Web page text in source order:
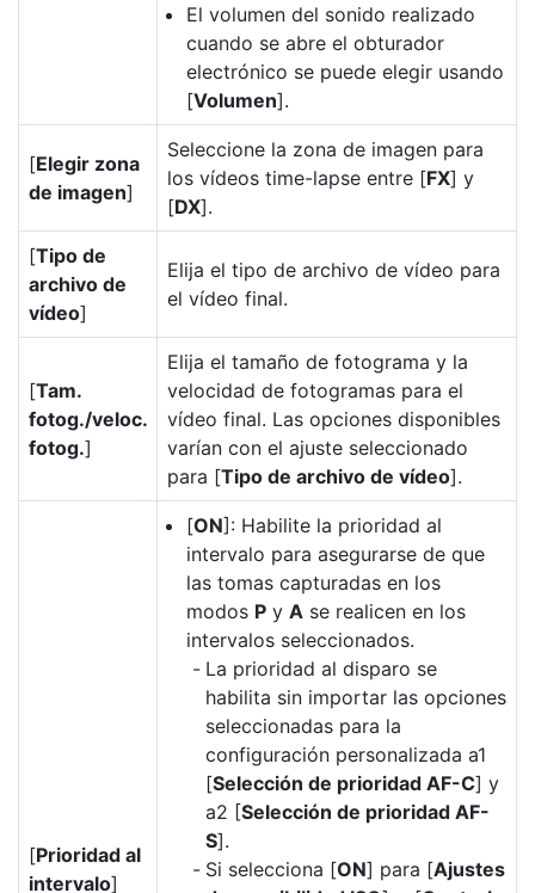
El volumen del sonido realizado
cuando se abre el obturador
electrónico se puede elegir usando
[Volumen].
[Elegir zona
de imagen]
Seleccione la zona de imagen para
los vídeos time-lapse entre [FX] y
[DX].
[Tipo de
archivo de
vídeo]
Elija el tipo de archivo de vídeo para
el vídeo final.
[Tam.
fotog./veloc.
fotog.]
Elija el tamaño de fotograma y la
velocidad de fotogramas para el
vídeo final. Las opciones disponibles
varían con el ajuste seleccionado
para [Tipo de archivo de vídeo].
[Prioridad al
intervalo]
[ON]: Habilite la prioridad al
intervalo para asegurarse de que
las tomas capturadas en los
modos P y A se realicen en los
intervalos seleccionados.
La prioridad al disparo se
habilita sin importar las opciones
seleccionadas para la
configuración personalizada a1
[Selección de prioridad AF-C] y
a2 [Selección de prioridad AF-
S].
Si selecciona [ON] para [Ajustes